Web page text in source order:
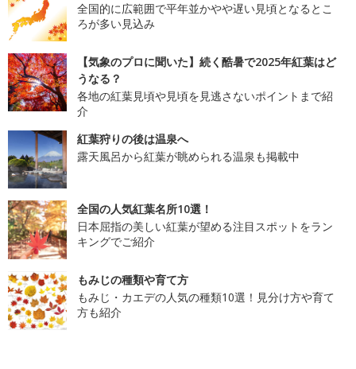
全国的に広範囲で平年並かやや遅い見頃となるとこ
ろが多い見込み
【気象のプロに聞いた】続く酷暑で2025年紅葉はど
うなる？
各地の紅葉見頃や見頃を見逃さないポイントまで紹
介
紅葉狩りの後は温泉へ
露天風呂から紅葉が眺められる温泉も掲載中
全国の人気紅葉名所10選！
日本屈指の美しい紅葉が望める注目スポットをラン
キングでご紹介
もみじの種類や育て方
もみじ・カエデの人気の種類10選！見分け方や育て
方も紹介